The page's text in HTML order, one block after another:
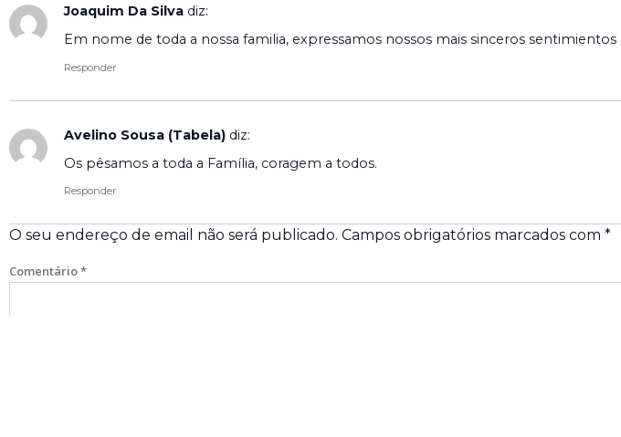
Joaquim Da Silva diz:
Em nome de toda a nossa familia, expressamos nossos mais sinceros
Responder
Avelino Sousa (Tabela) diz:
Os pêsamos a toda a Família, coragem a todos.
Responder
O seu endereço de email não será publicado. Campos obrigatórios marcados com *
Comentário*